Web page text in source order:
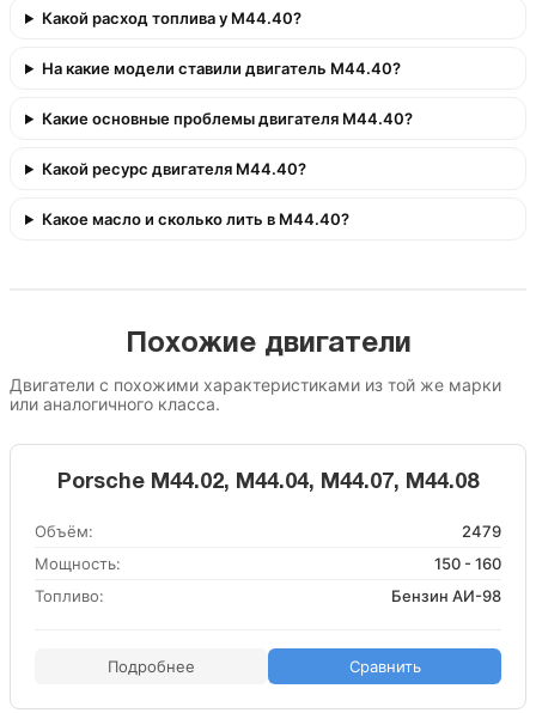
Какой расход топлива у M44.40?
На какие модели ставили двигатель M44.40?
Какие основные проблемы двигателя M44.40?
Какой ресурс двигателя M44.40?
Какое масло и сколько лить в M44.40?
Похожие двигатели
Двигатели с похожими характеристиками из той же марки
или аналогичного класса.
Porsche M44.02, M44.04, M44.07, M44.08
Объём:
2479
Мощность:
150 - 160
Топливо:
Бензин АИ-98
Подробнее Сравнить